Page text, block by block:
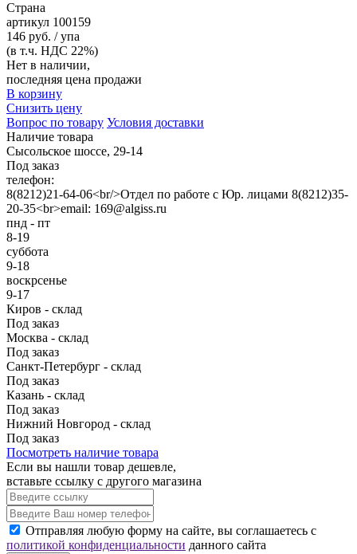
Страна
артикул 100159
146 руб. / упа
(в т.ч. НДС 22%)
Нет в наличии,
последняя цена продажи
В корзину
Снизить цену
Вопрос по товару Условия доставки
Наличие товара
Сысольское шоссе, 29-14
Под заказ
телефон:
8(8212)21-64-06<br/>Отдел по работе с Юр. лицами 8(8212)35-
20-35<br>email: 169@algiss.ru
пнд - пт
8-19
суббота
9-18
воскрсенье
9-17
Киров - склад
Под заказ
Москва - склад
Под заказ
Санкт-Петербург - склад
Под заказ
Казань - склад
Под заказ
Нижний Новгород - склад
Под заказ
Посмотреть наличие товара
Если вы нашли товар дешевле,
вставьте ссылку с другого магазина
Отправляя любую форму на сайте, вы соглашаетесь с
политикой конфиденциальности данного сайта